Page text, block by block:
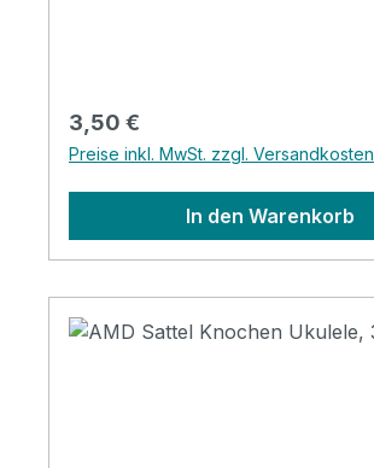
Regulärer Preis:
3,50 €
Preise inkl. MwSt. zzgl. Versandkosten
In den Warenkorb